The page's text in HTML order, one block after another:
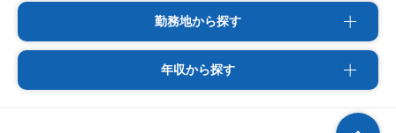
勤務地から探す
年収から探す